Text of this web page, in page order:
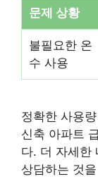
문제 상황
불필요한 온
수 사용
정확한 사용
신축 아파트
다. 더 자세한
상담하는 것